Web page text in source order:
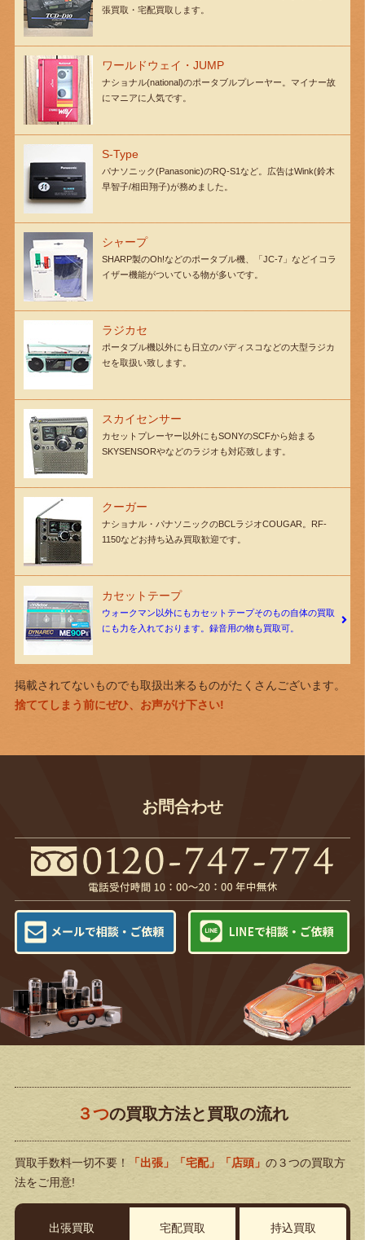
張買取・宅配買取します。
ワールドウェイ・JUMP
ナショナル(national)のポータブルプレーヤー。マイナー故
にマニアに人気です。
S-Type
パナソニック(Panasonic)のRQ-S1など。広告はWink(鈴木
早智子/相田翔子)が務めました。
シャープ
SHARP製のOh!などのポータブル機、「JC-7」などイコラ
イザー機能がついている物が多いです。
ラジカセ
ポータブル機以外にも日立のパディスコなどの大型ラジカ
セを取扱い致します。
スカイセンサー
カセットプレーヤー以外にもSONYのSCFから始まる
SKYSENSORやなどのラジオも対応致します。
クーガー
ナショナル・パナソニックのBCLラジオCOUGAR。RF-
1150などお持ち込み買取歓迎です。
カセットテープ
ウォークマン以外にもカセットテープそのもの自体の買取
にも力を入れております。録音用の物も買取可。
掲載されてないものでも取扱出来るものがたくさんございます。
捨ててしまう前にぜひ、お声がけ下さい!
お問合わせ
３つの買取方法と買取の流れ
買取手数料一切不要！ 「出張」「宅配」「店頭」 の３つの買取方
法をご用意!
出張買取 宅配買取 持込買取